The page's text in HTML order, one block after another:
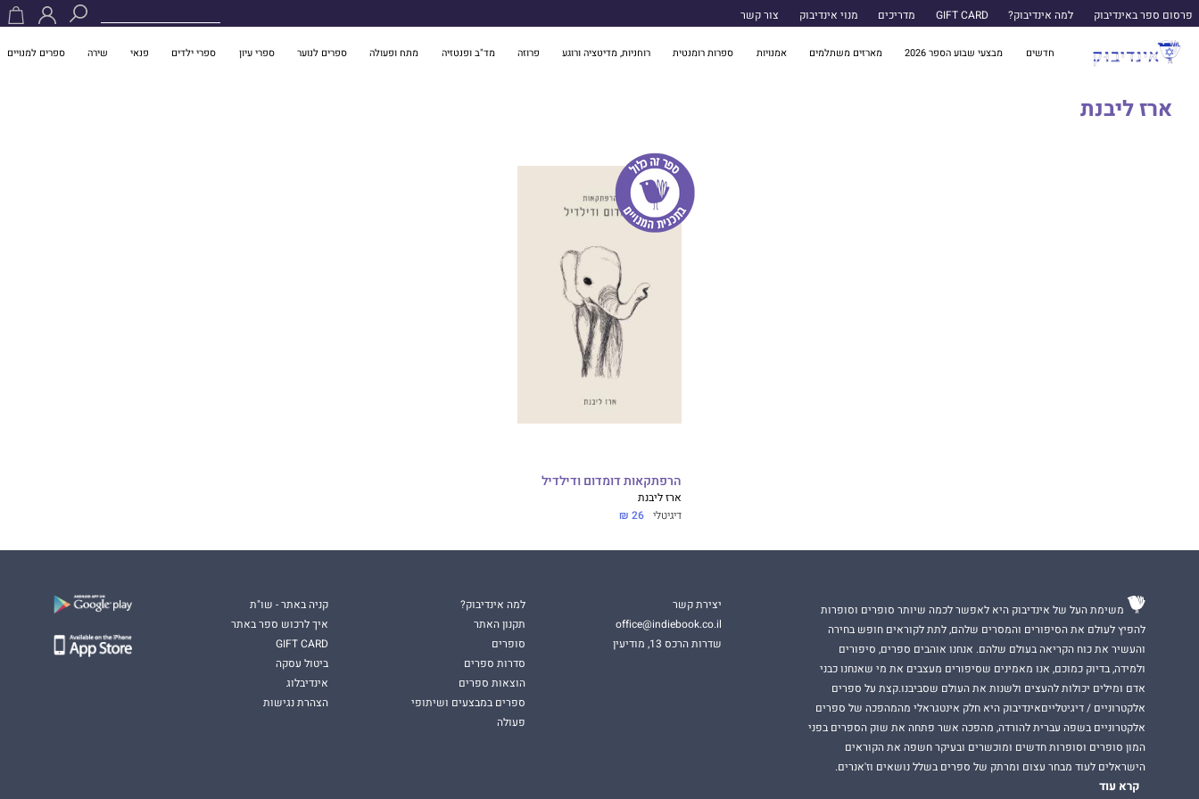
פרסום ספר באינדיבוק למה אינדיבוק? GIFT CARD מדריכים מנוי אינדיבוק צור קשר
חדשים מבצעי שבוע הספר 2026 מארזים משתלמים אמנויות ספרות רומנטית רוחניות, מדיטציה ורוגע פרוזה מד"ב ופנטזיה מתח ופעולה ספרים לנוער ספרי עיון ספרי ילדים פנאי שירה ספרים למנויים
ארז ליבנת
הרפתקאות דומדום ודילדיל
ארז ליבנת
דיגיטלי 26 ₪
משימת העל של אינדיבוק היא לאפשר לכמה שיותר סופרים וסופרות
להפיץ לעולם את הסיפורים והמסרים שלהם, לתת לקוראים חופש בחירה
והעשיר את כוח הקריאה בעולם שלהם. אנחנו אוהבים ספרים, סיפורים
ולמידה, בדיוק כמוכם, אנו מאמינים שסיפורים מעצבים את מי שאנחנו כבני
אדם ומילים יכולות להעצים ולשנות את העולם שסביבנו.קצת על ספרים
אלקטרוניים / דיגיטלייםאינדיבוק היא חלק אינטגראלי מהמהפכה של ספרים
אלקטרוניים בשפה עברית להורדה, מהפכה אשר פתחה את שוק הספרים בפני
המון סופרים וסופרות חדשים ומוכשרים ובעיקר חשפה את הקוראים
הישראלים לעוד מבחר עצום ומרתק של ספרים בשלל נושאים וז'אנרים.
קרא עוד
יצירת קשר
office@indiebook.co.il
שדרות הרכס 13, מודיעין
למה אינדיבוק?
תקנון האתר
סופרים
סדרות ספרים
הוצאות ספרים
ספרים במבצעים ושיתופי
פעולה
קניה באתר - שו"ת
איך לרכוש ספר באתר
GIFT CARD
ביטול עסקה
אינדיבלוג
הצהרת נגישות